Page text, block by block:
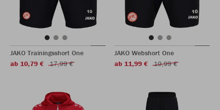
JAKO Trainingsshort One
ab 10,79 €
17,99 €
JAKO Webshort One
ab 11,99 €
19,99 €